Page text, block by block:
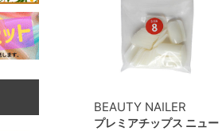
BEAUTY NAILER
プレミアチップス ニュー